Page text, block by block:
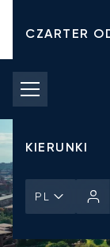
CZARTER
KOSZTY
PRYWATNE
KIERUNKI
PL